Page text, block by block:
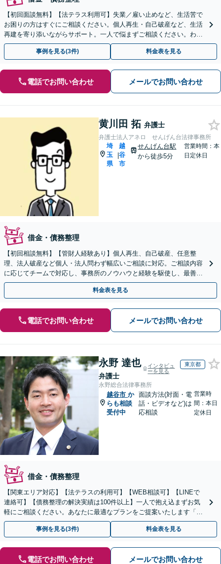
【初回面談無料】【法テラス利用可】失業／雇い止めなど、生活苦で
お困りの方はすぐにご相談ください。個人再生・自己破産など、生活
再建を寄り添いながらサポート。一人で悩まずご相談ください。わか
りやすい説明を心がけます【せんげん台駅から徒歩5分】
事例を見る(3件) 料金表を見る
電話でお問い合わせ メールでお問い合わせ
黄川田 拓 弁護士
弁護士法人アネロ せんげん台法律事務所
埼
玉
県
|
越
谷
市
せんげん台駅
から徒歩5分
営業時間：本
日定休日
借金・債務整理
【初回相談無料】【管財人経験あり】個人再生、自己破産、任意整
理、法人破産など個人・法人問わず幅広いご相談に対応。ご相談内容
に応じてチームで対応し、事務所のノウハウと経験を駆使し、最善の
解決を目指します【法テラス利用OK】【せんげん台駅5分】
料金表を見る
電話でお問い合わせ メールでお問い合わせ
永野 達也
弁護士
インタビュ
ーを見る
東京都
永野総合法律事務所
越谷市 か
らも相談
受付中
面談方法(対面・電
話・ビデオなど)は
応相談
営業時
間：本日
定休日
借金・債務整理
【関東エリア対応】【法テラスの利用可】【WEB相談可】【LINEで
連絡可】【債務整理の解決実績は100件以上】一人で抱え込まずお気
軽にご相談ください。あなたに最適なプランをご提案いたします「法
人破産にも強い弁護士」【休日・夜間対応】
事例を見る(3件) 料金表を見る
電話でお問い合わせ メールでお問い合わせ